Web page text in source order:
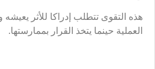
هذه التقوى تتطلب إدراكا للأثر يعيشه
العملية حينما يتخذ القرار بممارستها.